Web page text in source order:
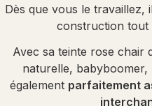
Dès que vous le travaillez,
construction tout
Avec sa teinte rose chair
naturelle,
également parfaitement